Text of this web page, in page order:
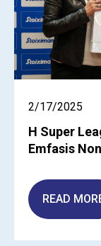
2/17/2025
Η Super
Emfasis
READ